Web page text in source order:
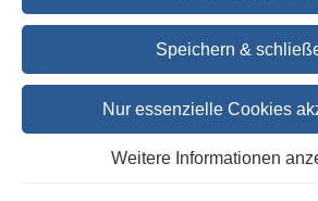
Speichern &
Nur essenzielle Cookies
Weitere Informationen